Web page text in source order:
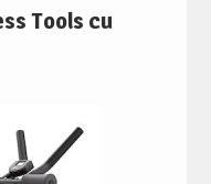
Tools cu